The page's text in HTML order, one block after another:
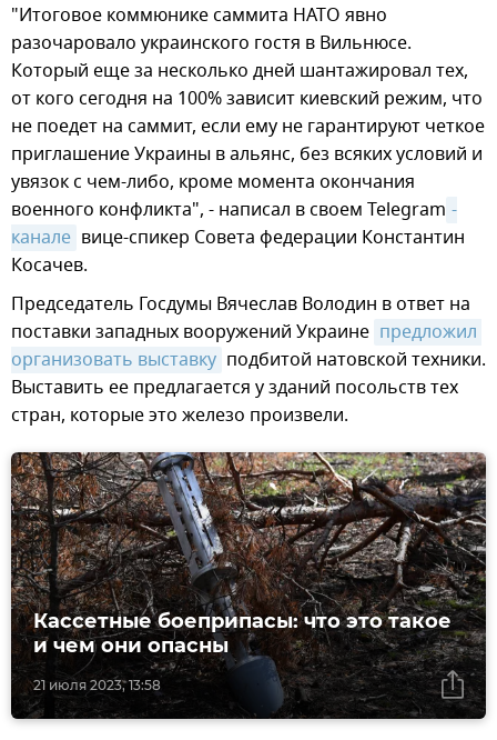
"Итоговое коммюнике саммита НАТО явно
разочаровало украинского гостя в Вильнюсе.
Который еще за несколько дней шантажировал тех,
от кого сегодня на 100% зависит киевский режим, что
не поедет на саммит, если ему не гарантируют четкое
приглашение Украины в альянс, без всяких условий и
увязок с чем-либо, кроме момента окончания
военного конфликта", - написал в своем Telegram -
канале вице-спикер Совета федерации Константин
Косачев.
Председатель Госдумы Вячеслав Володин в ответ на
поставки западных вооружений Украине предложил
организовать выставку подбитой натовской техники.
Выставить ее предлагается у зданий посольств тех
стран, которые это железо произвели.
21 июля 2023, 13:58
Кассетные боеприпасы: что это такое
и чем они опасны